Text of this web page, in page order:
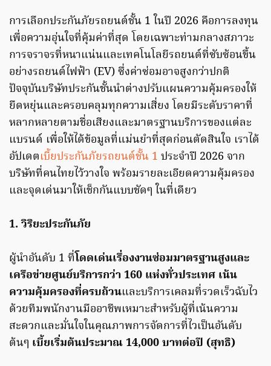
การเลือกประกันภัยรถยนต์ชั้น 1 ในปี 2026 คือการลงทุน
เพื่อความอุ่นใจที่คุ้มค่าที่สุด โดยเฉพาะท่ามกลางสภาวะ
การจราจรที่หนาแน่นและเทคโนโลยีรถยนต์ที่ซับซ้อนขึ้น
อย่างรถยนต์ไฟฟ้า (EV) ซึ่งค่าซ่อมอาจสูงกว่าปกติ
ปัจจุบันบริษัทประกันชั้นนำต่างปรับแผนความคุ้มครองให้
ยืดหยุ่นและครอบคลุมทุกความเสี่ยง โดยมีระดับราคาที่
หลากหลายตามชื่อเสียงและมาตรฐานบริการของแต่ละ
แบรนด์ เพื่อให้ได้ข้อมูลที่แม่นยำที่สุดก่อนตัดสินใจ เราได้
อัปเดตเบี้ยประกันภัยรถยนต์ชั้น 1 ประจำปี 2026 จาก
บริษัทที่คนไทยไว้วางใจ พร้อมรายละเอียดความคุ้มครอง
และจุดเด่นมาให้เช็กกันแบบชัดๆ ในที่เดียว
1. วิริยะประกันภัย
ผู้นำอันดับ 1 ที่โดดเด่นเรื่องงานซ่อมมาตรฐานสูงและ
เครือข่ายศูนย์บริการกว่า 160 แห่งทั่วประเทศ เน้น
ความคุ้มครองที่ครบถ้วนและบริการเคลมที่รวดเร็วฉับไว
ด้วยทีมพนักงานมืออาชีพเหมาะสำหรับผู้ที่เน้นความ
สะดวกและมั่นใจในคุณภาพการจัดการที่ไวเป็นอันดับ
ต้นๆ เบี้ยเริ่มต้นประมาณ 14,000 บาทต่อปี (สุทธิ)